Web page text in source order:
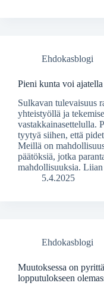
Ehdokasblogi
Pieni kunta voi
Sulkavan tulevaisuus
yhteistyöllä ja
vastakkainasettelulla.
tyytyä siihen, että
Meillä on
päätöksiä, jotka
mahdollisuuksia.
5.4.2025
Ehdokasblogi
Muutoksessa on
lopputulokseen